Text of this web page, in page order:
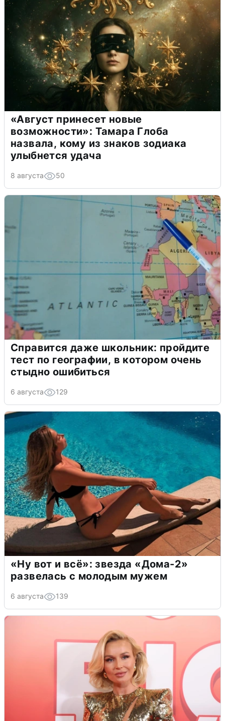
«Август принесет новые
возможности»: Тамара Глоба
назвала, кому из знаков зодиака
улыбнется удача
8 августа 50
Справится даже школьник: пройдите
тест по географии, в котором очень
стыдно ошибиться
6 августа 129
«Ну вот и всё»: звезда «Дома-2»
развелась с молодым мужем
6 августа 139